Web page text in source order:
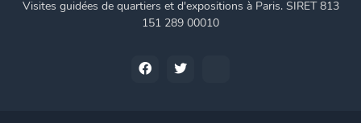
Visites guidées de quartiers et d'expositions à Paris. SIRET 813
151 289 00010